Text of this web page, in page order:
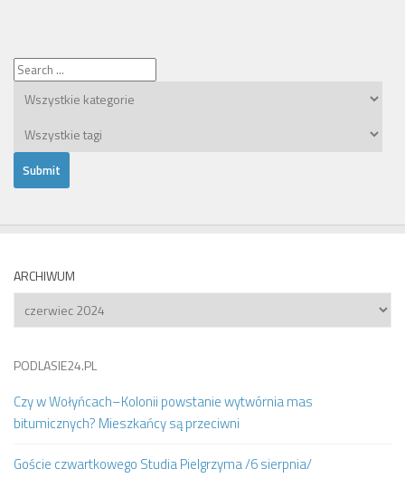
ARCHIWUM
Archiwum
PODLASIE24.PL
Czy w Wołyńcach–Kolonii powstanie wytwórnia mas
bitumicznych? Mieszkańcy są przeciwni
Goście czwartkowego Studia Pielgrzyma /6 sierpnia/